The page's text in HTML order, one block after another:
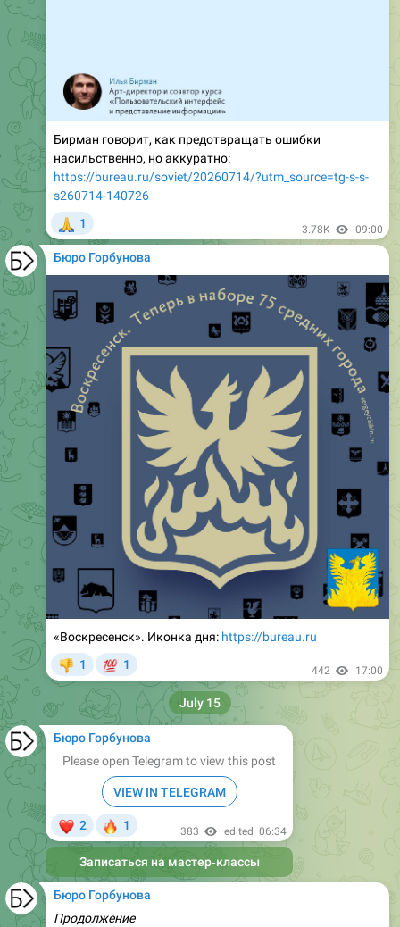
Бирман говорит, как предотвращать ошибки
насильственно, но аккуратно:
https://bureau.ru/soviet/20260714/?utm_source=tg-s-s-
s260714-140726
1 3.78K 09:00
Бюро Горбунова
«Воскресенск». Иконка дня: https://bureau.ru
1 1 442 17:00
Бюро Горбунова
Please open Telegram to view this post
VIEW IN TELEGRAM
2 1 383 edited 06:34
Записаться на мастер‑классы
July 15
Бюро Горбунова
Продолжение